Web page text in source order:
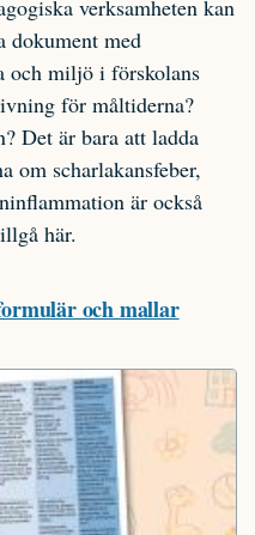
verksamheten kan
dokument med
och miljö i förskolans
för måltiderna?
Det är bara att ladda
om scharlakansfeber,
är också
här.
och mallar